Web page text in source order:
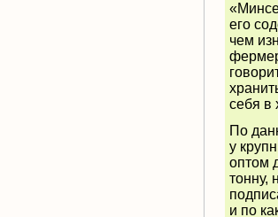
его
чем
себя в
По
у
оптом
тонну,
и по